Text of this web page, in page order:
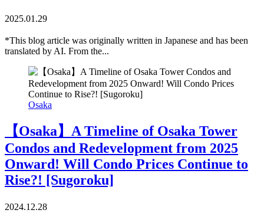
2025.01.29
*This blog article was originally written in Japanese and has been
translated by AI. From the...
Osaka
【Osaka】A Timeline of Osaka Tower
Condos and Redevelopment from 2025
Onward! Will Condo Prices Continue to
Rise?! [Sugoroku]
2024.12.28